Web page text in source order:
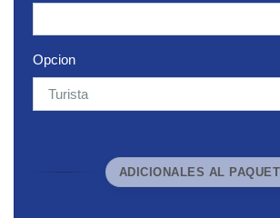
Opcion
ADICIONALES AL